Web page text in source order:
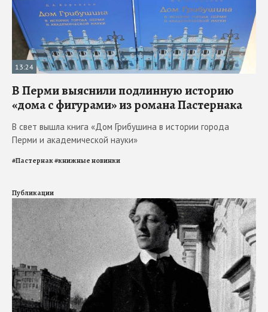
13:24
В Перми выяснили подлинную историю
«дома с фигурами» из романа Пастернака
В свет вышла книга «Дом Грибушина в истории города
Перми и академической науки»
#Пастернак#книжные новинки
Публикации